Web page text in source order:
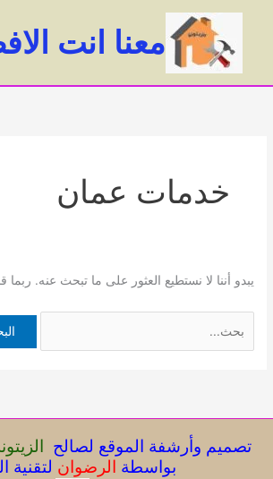
المحتوى
معنا انت
خدمات عمان
يبدو أننا لا نستطيع العثور على ما تبحث عنه.
عن:
تصميم وأرشفة الموقع لصالح
بواسطة الرضوان لتقنية